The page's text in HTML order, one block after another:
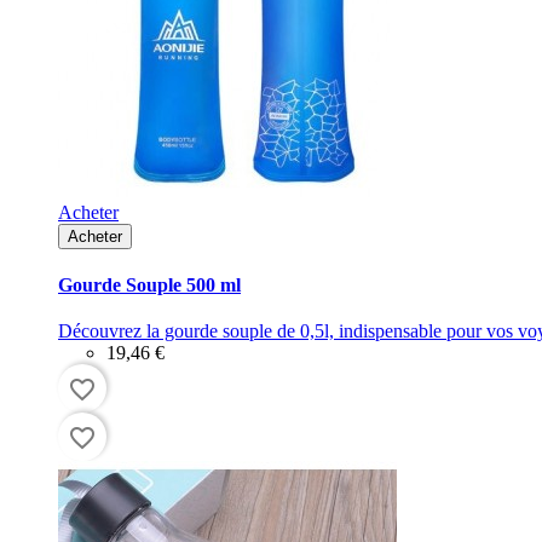
Découvrez, la Gourde isotherme
Fabriquées avec unedouble paroi
, les boissons chaudes seront
design épuré, va devenirvotre objet préféré, utiliser
isolantethermos est appropriée aussi bien pour les
Reutilisable.net vous propose plusieurs types de produits en relation
Notre devise : Dénicher le maximum d'articles pas cher pour toutes
Dans la même catégorie
16 autres produits sélectionnés pour vous
Previous